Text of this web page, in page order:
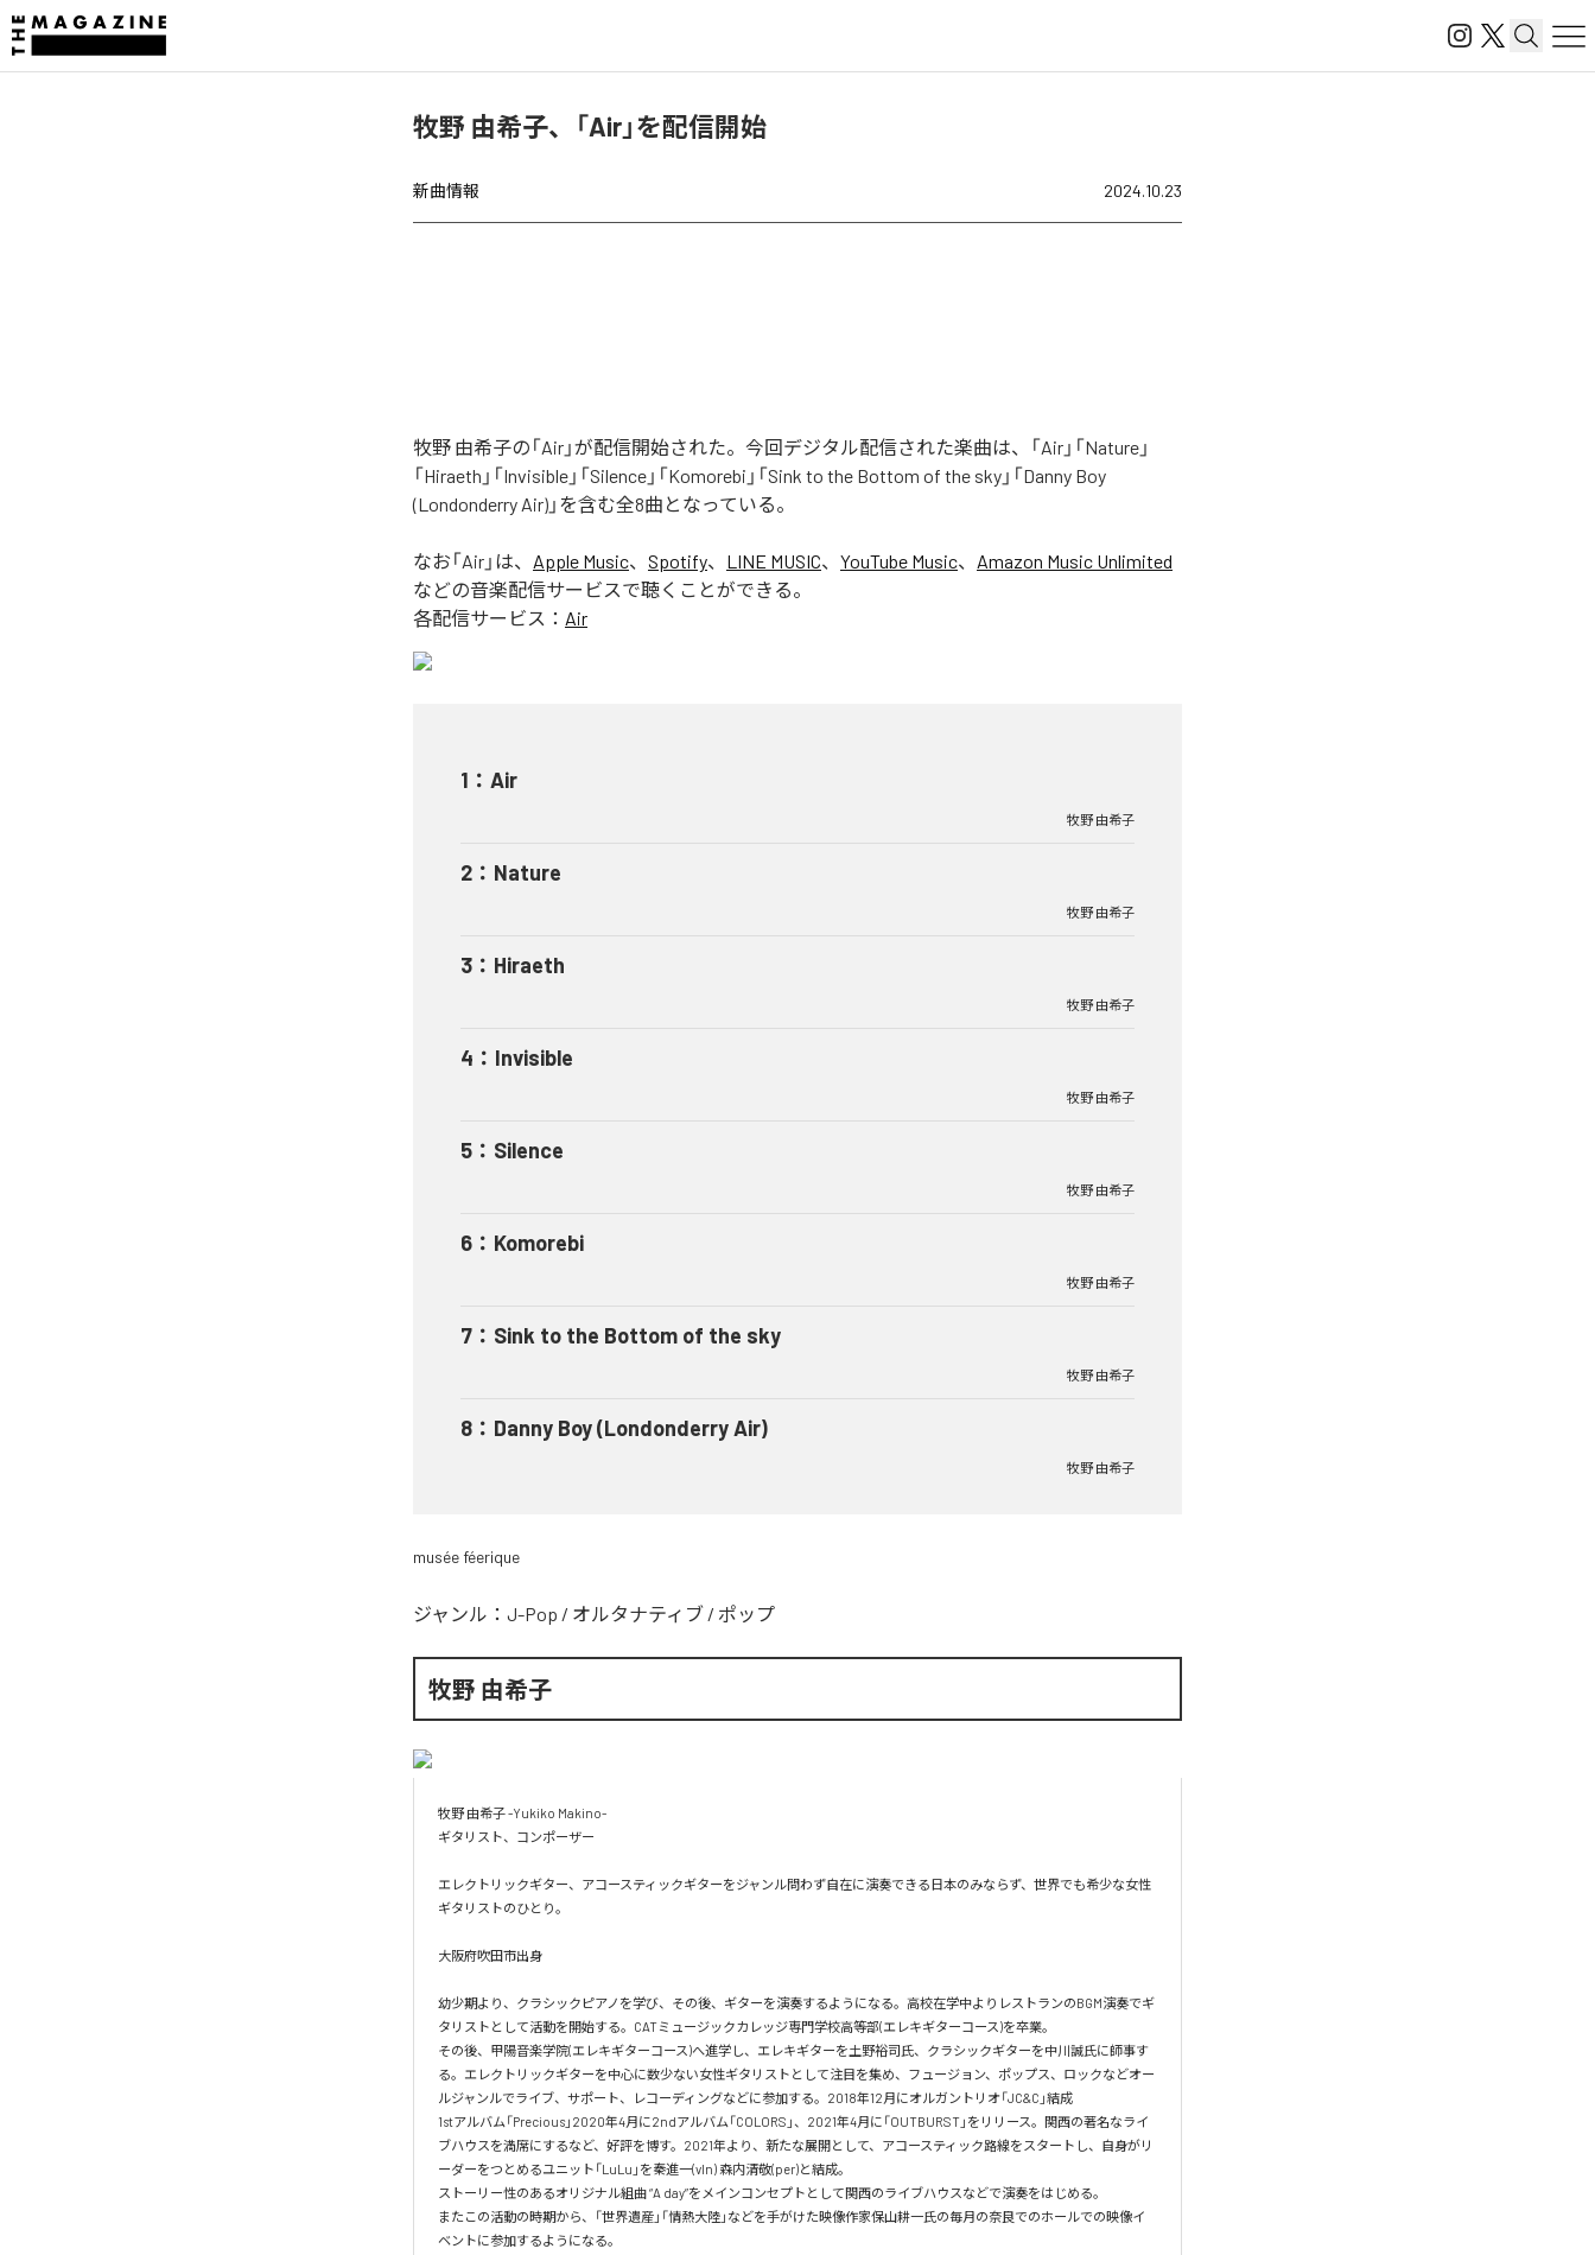
牧野 由希子、「Air」を配信開始
新曲情報 2024.10.23
牧野 由希子の「Air」が配信開始された。今回デジタル配信された楽曲は、「Air」「Nature」
「Hiraeth」「Invisible」「Silence」「Komorebi」「Sink to the Bottom of the sky」「Danny Boy
(Londonderry Air)」を含む全8曲となっている。
なお「Air 」は、 Apple Music、 Spotify、 LINE MUSIC、 YouTube Music、 Amazon Music Unlimited
などの音楽配信サービスで聴くことができる。
各配信サービス： Air
1 ： Air
牧野 由希子
2 ： Nature
牧野 由希子
3 ： Hiraeth
牧野 由希子
4 ： Invisible
牧野 由希子
5 ： Silence
牧野 由希子
6 ： Komorebi
牧野 由希子
7 ： Sink to the Bottom of the sky
牧野 由希子
8 ： Danny Boy (Londonderry Air)
牧野 由希子
musée féerique
ジャンル： J-Pop / オルタナティブ / ポップ
牧野 由希子
牧野 由希子 -Yukiko Makino-
ギタリスト、コンポーザー
エレクトリックギター、アコースティックギターをジャンル問わず自在に演奏できる日本のみならず、世界でも希少な女性
ギタリストのひとり。
大阪府吹田市出身
幼少期より、クラシックピアノを学び、その後、ギターを演奏するようになる。高校在学中よりレストランのBGM演奏でギ
タリストとして活動を開始する。CATミュージックカレッジ専門学校高等部(エレキギターコース)を卒業。
その後、甲陽音楽学院(エレキギターコース)へ進学し、エレキギターを土野裕司氏、クラシックギターを中川誠氏に師事す
る。エレクトリックギターを中心に数少ない女性ギタリストとして注目を集め、フュージョン、ポップス、ロックなどオー
ルジャンルでライブ、サポート、レコーディングなどに参加する。2018年12月にオルガントリオ「JC&C」結成
1stアルバム「Precious」2020年4月に2ndアルバム「COLORS」、2021年4月に「OUTBURST」をリリース。関西の著名なライ
ブハウスを満席にするなど、好評を博す。2021年より、新たな展開として、アコースティック路線をスタートし、自身がリ
ーダーをつとめるユニット「LuLu」を秦進一(vln) 森内清敬(per)と結成。
ストーリー性のあるオリジナル組曲 “A day”をメインコンセプトとして関西のライブハウスなどで演奏をはじめる。
またこの活動の時期から、「世界遺産」「情熱大陸」などを手がけた映像作家保山耕一氏の毎月の奈良でのホールでの映像イ
ベントに参加するようになる。